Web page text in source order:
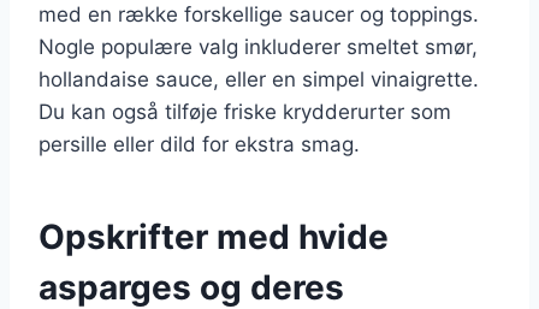
med en række forskellige saucer og toppings.
Nogle populære valg inkluderer smeltet smør,
hollandaise sauce, eller en simpel vinaigrette.
Du kan også tilføje friske krydderurter som
persille eller dild for ekstra smag.
Opskrifter med hvide
asparges og deres